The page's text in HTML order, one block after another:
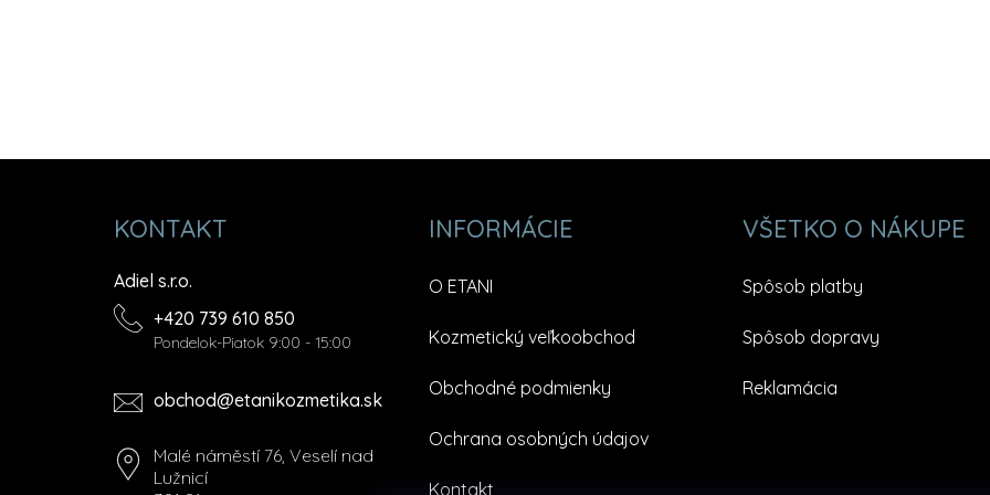
KONTAKT
Adiel s.r.o.
+420 739 610 850
Pondelok-Piatok 9:00 - 15:00
obchod@etanikozmetika.sk
Malé náměstí 76, Veselí nad
Lužnicí
INFORMÁCIE
O ETANI
Kozmetický veľkoobchod
Obchodné podmienky
Ochrana osobných údajov
Kontakt
VŠETKO O NÁKUPE
Spôsob platby
Spôsob dopravy
Reklamácia